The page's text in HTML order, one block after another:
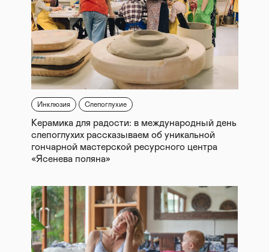
Инклюзия Слепоглухие
Керамика для радости: в международный день
слепоглухих рассказываем об уникальной
гончарной мастерской ресурсного центра
«Ясенева поляна»